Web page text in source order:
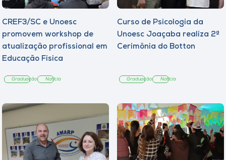
CREF3/SC e Unoesc
promovem workshop de
atualização profissional em
Educação Física
Graduação Notícia
Curso de Psicologia da
Unoesc Joaçaba realiza 2ª
Cerimônia do Botton
Graduação Notícia